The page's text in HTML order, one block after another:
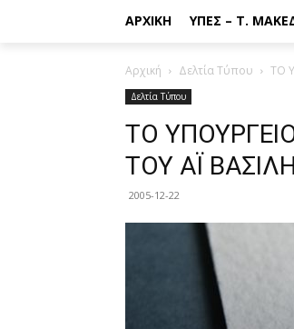
ΑΡΧΙΚΉ ΥΠΕΣ – Τ.
Αρχική Δελτία Τύπου ΤΟ
Δελτία Τύπου
ΤΟ
ΤΟΥ ΑΪ
2005-12-22